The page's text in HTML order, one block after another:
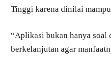
Tinggi karena dinilai
“Aplikasi bukan hanya soal
berkelanjutan agar